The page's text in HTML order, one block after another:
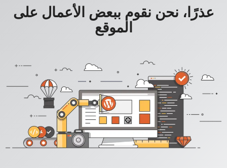
عذرًا، نحن نقوم ببعض الأعمال على
الموقع